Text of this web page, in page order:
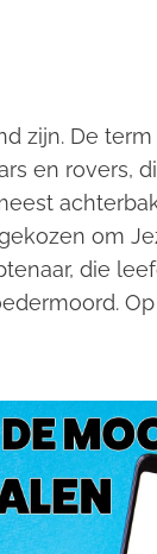
zijn. De term
en rovers,
om
die